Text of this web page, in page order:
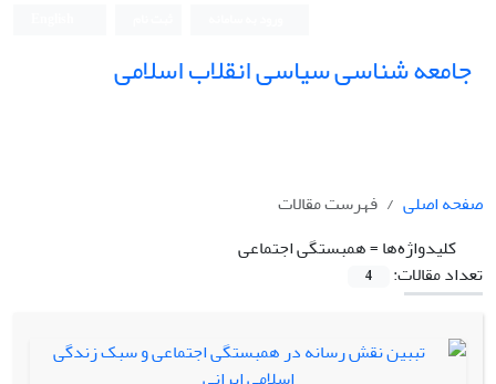
جامعه شناسی سیاسی انقلاب اسلامی
صفحه اصلی
فهرست مقالات
کلیدواژه‌ها =همبستگی اجتماعی
تعداد مقالات:
4